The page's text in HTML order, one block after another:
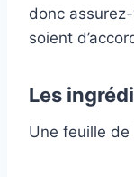
donc
soient
Les
Une feuille